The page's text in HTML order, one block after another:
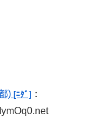
) [ﾆﾀﾞ] ：